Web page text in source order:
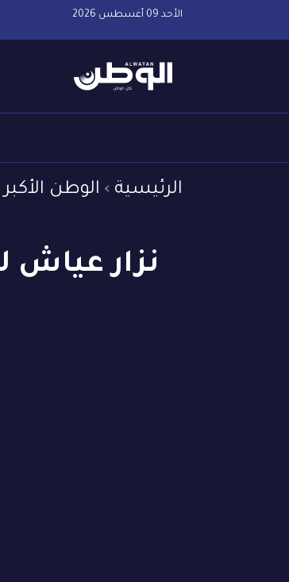
الأحد 09 أغسطس 2026
الرئيسية الوطن الأكبر
نزار عياش